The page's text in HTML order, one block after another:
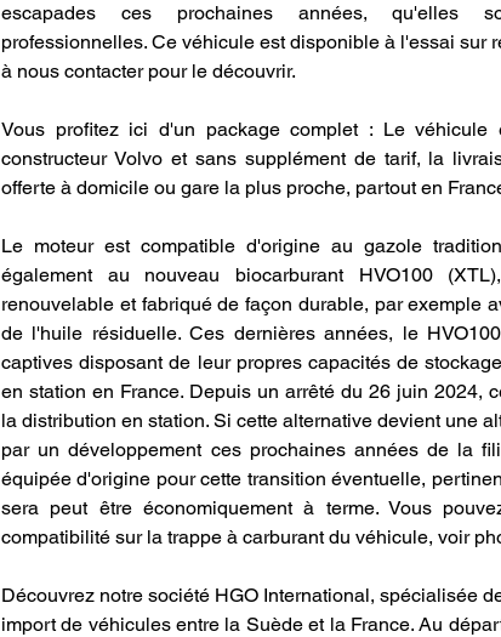
escapades ces prochaines années, qu'elles
professionnelles. Ce véhicule est disponible à l'essai sur
à nous contacter pour le découvrir.
Vous profitez ici d'un package complet : Le véhicule
constructeur Volvo et sans supplément de tarif, la
offerte à domicile ou gare la plus proche, partout en
Le moteur est compatible d'origine au gazole
également au nouveau biocarburant HVO100
renouvelable et fabriqué de façon durable, par exemple
de l'huile résiduelle. Ces dernières années, le
captives disposant de leur propres capacités de
en station en France. Depuis un arrêté du 26 juin 2024,
la distribution en station. Si cette alternative devient une
par un développement ces prochaines années de la
équipée d'origine pour cette transition éventuelle,
sera peut être économiquement à terme. Vous
compatibilité sur la trappe à carburant du véhicule, voir
Découvrez notre société HGO International, spécialisée
import de véhicules entre la Suède et la France. Au